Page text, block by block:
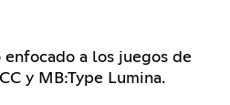
a los juegos de
y MB:Type Lumina.